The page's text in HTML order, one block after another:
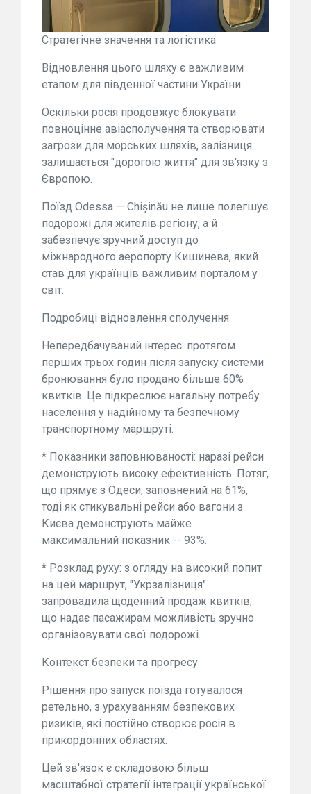
Стратегічне значення та логістика
Відновлення цього шляху є важливим
етапом для південної частини України.
Оскільки росія продовжує блокувати
повноцінне авіасполучення та створювати
загрози для морських шляхів, залізниця
залишається "дорогою життя" для зв'язку з
Європою.
Поїзд Odessa — Chișinău не лише полегшує
подорожі для жителів регіону, а й
забезпечує зручний доступ до
міжнародного аеропорту Кишинева, який
став для українців важливим порталом у
світ.
Подробиці відновлення сполучення
Непередбачуваний інтерес: протягом
перших трьох годин після запуску системи
бронювання було продано більше 60%
квитків. Це підкреслює нагальну потребу
населення у надійному та безпечному
транспортному маршруті.
* Показники заповнюваності: наразі рейси
демонструють високу ефективність. Потяг,
що прямує з Одеси, заповнений на 61%,
тоді як стикувальні рейси або вагони з
Києва демонструють майже
максимальний показник -- 93%.
* Розклад руху: з огляду на високий попит
на цей маршрут, "Укрзалізниця"
запровадила щоденний продаж квитків,
що надає пасажирам можливість зручно
організовувати свої подорожі.
Контекст безпеки та прогресу
Рішення про запуск поїзда готувалося
ретельно, з урахуванням безпекових
ризиків, які постійно створює росія в
прикордонних областях.
Цей зв'язок є складовою більш
масштабної стратегії інтеграції української